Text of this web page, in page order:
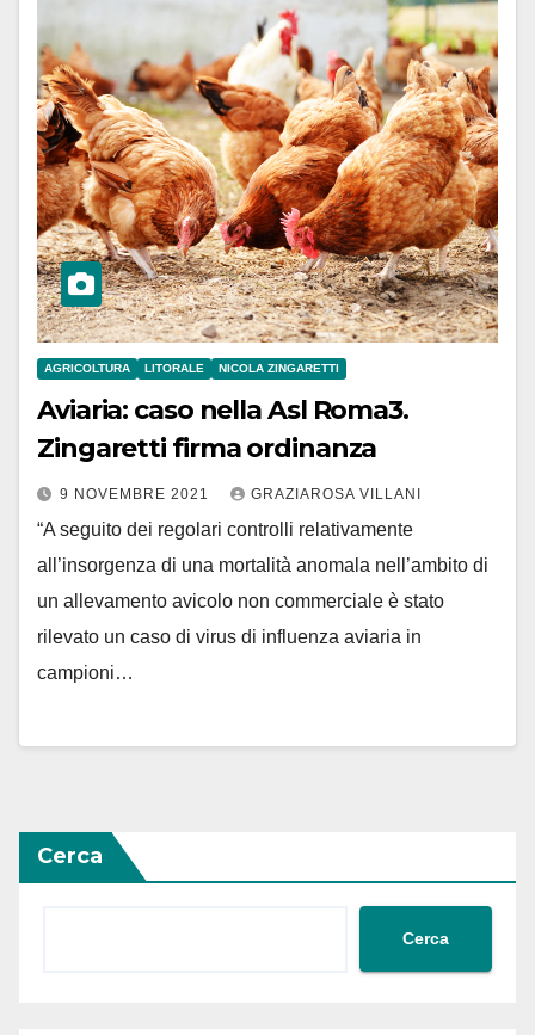
AGRICOLTURA LITORALE NICOLA ZINGARETTI
Aviaria: caso nella Asl Roma3.
Zingaretti firma ordinanza
9 NOVEMBRE 2021 GRAZIAROSA VILLANI
“A seguito dei regolari controlli relativamente
all’insorgenza di una mortalità anomala nell’ambito di
un allevamento avicolo non commerciale è stato
rilevato un caso di virus di influenza aviaria in
campioni…
Cerca
Cerca